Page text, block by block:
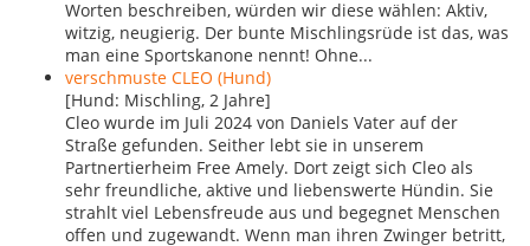
Worten beschreiben, würden wir diese wählen: Aktiv,
witzig, neugierig. Der bunte Mischlingsrüde ist das, was
man eine Sportskanone nennt! Ohne...
verschmuste CLEO (Hund)
[Hund: Mischling, 2 Jahre]
Cleo wurde im Juli 2024 von Daniels Vater auf der
Straße gefunden. Seither lebt sie in unserem
Partnertierheim Free Amely. Dort zeigt sich Cleo als
sehr freundliche, aktive und liebenswerte Hündin. Sie
strahlt viel Lebensfreude aus und begegnet Menschen
offen und zugewandt. Wenn man ihren Zwinger betritt,